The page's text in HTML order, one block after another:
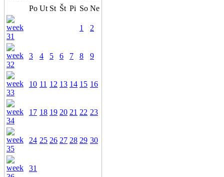
Po Ut St Št Pi So Ne
1 2
3 4 5 6 7 8 9
10 11 12 13 14 15 16
17 18 19 20 21 22 23
24 25 26 27 28 29 30
31